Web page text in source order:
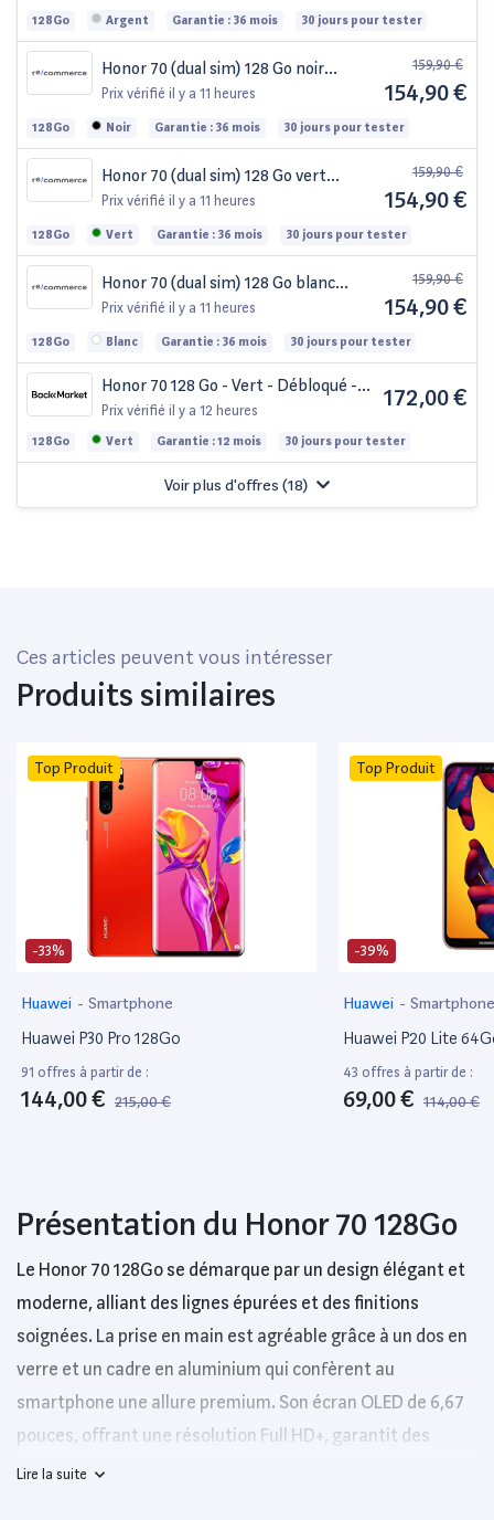
128Go Argent Garantie : 36 mois 30 jours pour tester
Honor 70 (dual sim) 128 Go noir
reconditionné
Prix vérifié il y a 11 heures
159,90 €
154,90 €
128Go Noir Garantie : 36 mois 30 jours pour tester
Honor 70 (dual sim) 128 Go vert
reconditionné
Prix vérifié il y a 11 heures
159,90 €
154,90 €
128Go Vert Garantie : 36 mois 30 jours pour tester
Honor 70 (dual sim) 128 Go blanc
reconditionné
Prix vérifié il y a 11 heures
159,90 €
154,90 €
128Go Blanc Garantie : 36 mois 30 jours pour tester
Honor 70 128 Go - Vert - Débloqué -
Dual-SIM
Prix vérifié il y a 12 heures 172,00 €
128Go Vert Garantie : 12 mois 30 jours pour tester
Voir plus d'offres (18)
Ces articles peuvent vous intéresser
Produits similaires
-33%
Top Produit
Huawei - Smartphone
Huawei P30 Pro 128Go
91 offres à partir de :
144,00 € 215,00 €
-39%
Top Produit
Huawei -
Huawei P20 Lite
43 offres à partir de :
69,00 € 114,00 €
Présentation du Honor 70 128Go
Le Honor 70 128Go se démarque par un design élégant et
moderne, alliant des lignes épurées et des finitions
soignées. La prise en main est agréable grâce à un dos en
verre et un cadre en aluminium qui confèrent au
smartphone une allure premium. Son écran OLED de 6,67
pouces, offrant une résolution Full HD+, garantit des
couleurs vives et un contraste exceptionnel, idéal pour le
Lire la suite